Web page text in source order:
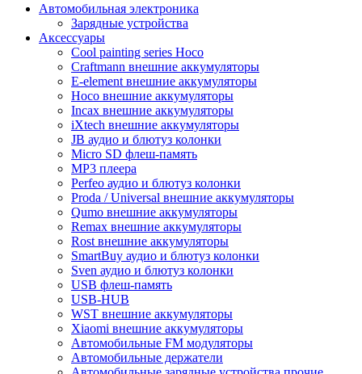
Автомобильная электроника
Зарядные устройства
Аксессуары
Cool painting series Hoco
Craftmann внешние аккумуляторы
E-element внешние аккумуляторы
Hoco внешние аккумуляторы
Incax внешние аккумуляторы
iXtech внешние аккумуляторы
JB аудио и блютуз колонки
Micro SD флеш-память
MP3 плеера
Perfeo аудио и блютуз колонки
Proda / Universal внешние аккумуляторы
Qumo внешние аккумуляторы
Remax внешние аккумуляторы
Rost внешние аккумуляторы
SmartBuy аудио и блютуз колонки
Sven аудио и блютуз колонки
USB флеш-память
USB-HUB
WST внешние аккумуляторы
Xiaomi внешние аккумуляторы
Автомобильные FM модуляторы
Автомобильные держатели